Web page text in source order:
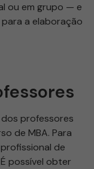
ou em grupo — e
a elaboração
professores
de MBA. Para
de
possível obter